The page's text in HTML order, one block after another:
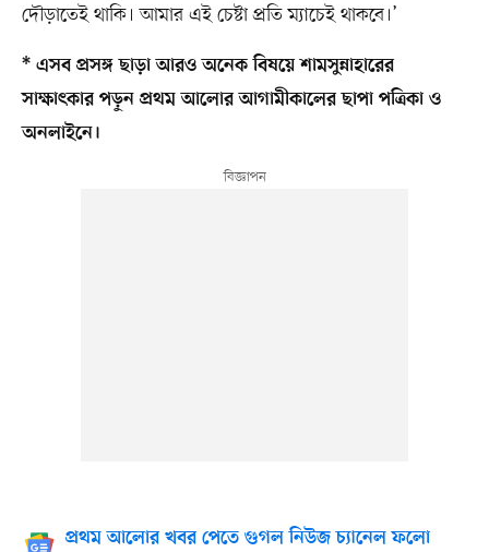
দৌড়াতেই থাকি। আমার এই চেষ্টা প্রতি ম্যাচেই থাকবে।’
* এসব প্রসঙ্গ ছাড়া আরও অনেক বিষয়ে শামসুন্নাহারের
সাক্ষাৎকার পড়ুন প্রথম আলোর আগামীকালের ছাপা পত্রিকা ও
অনলাইনে।
প্রথম আলোর খবর পেতে গুগল নিউজ চ্যানেল ফলো